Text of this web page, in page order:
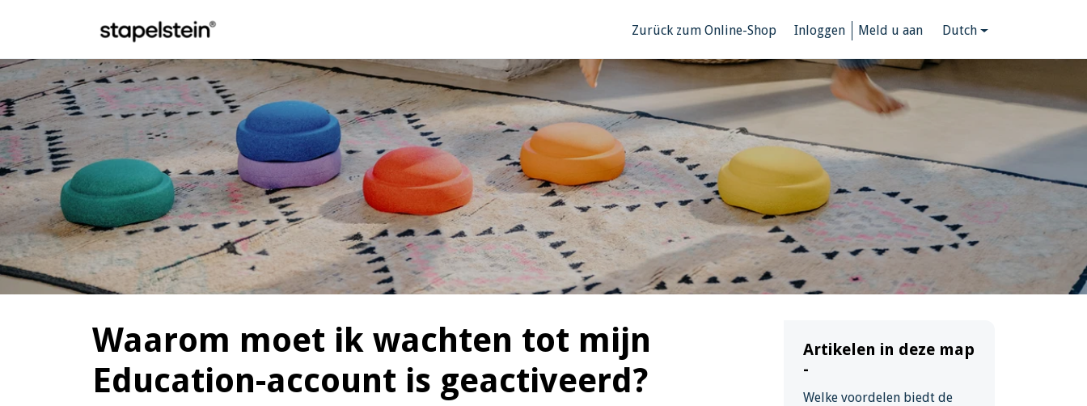
Zurück zum Online-Shop
Inloggen Meld u aan Dutch
Waarom moet ik wachten tot mijn
Education-account is geactiveerd?
Artikelen in deze map
-
Welke voordelen biedt de